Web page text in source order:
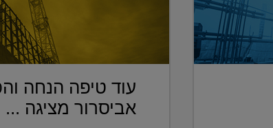
עוד טיפה הנחה
אביסרור מציגה ...